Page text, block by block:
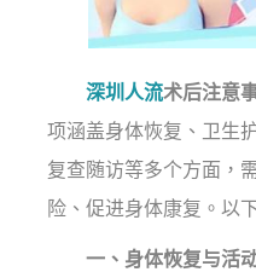
深圳人流术后注意
项涵盖身体恢复、卫生
复查随访等多个方面，
险、促进身体康复。以
一、身体恢复与活